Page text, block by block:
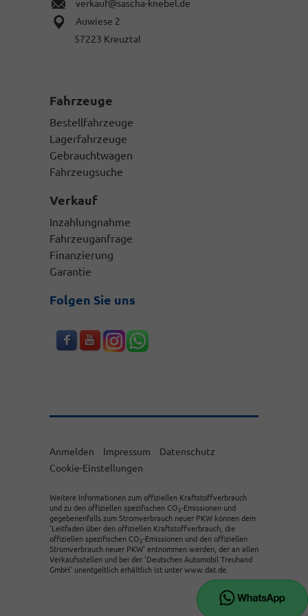
verkauf@sascha-knebel.de
Auwiese 2
57223 Kreuztal
Fahrzeuge
Bestellfahrzeuge
Lagerfahrzeuge
Gebrauchtwagen
Fahrzeugsuche
Verkauf
Inzahlungnahme
Fahrzeuganfrage
Finanzierung
Garantie
Folgen Sie uns
Anmelden Impressum
Datenschutz
Cookie-Einstellungen
Weitere Informationen zum offiziellen Kraftstoffverbrauch
und zu den offiziellen spezifischen CO 2-Emissionen und
gegebenenfalls zum Stromverbrauch neuer PKW können dem
'Leitfaden über den offiziellen Kraftstoffverbrauch, die
offiziellen spezifischen CO 2-Emissionen und den offiziellen
Stromverbrauch neuer PKW' entnommen werden, der an allen
Verkaufsstellen und bei der 'Deutschen Automobil Treuhand
GmbH' unentgeltlich erhältlich ist unter www.dat.de.